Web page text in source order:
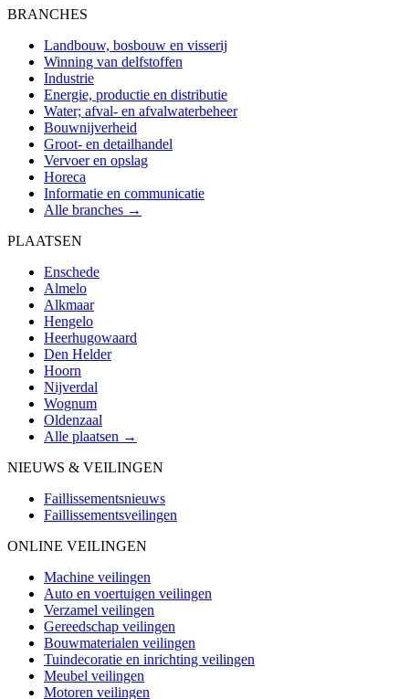
BRANCHES
Landbouw, bosbouw en visserij
Winning van delfstoffen
Industrie
Energie, productie en distributie
Water; afval- en afvalwaterbeheer
Bouwnijverheid
Groot- en detailhandel
Vervoer en opslag
Horeca
Informatie en communicatie
Alle branches →
PLAATSEN
Enschede
Almelo
Alkmaar
Hengelo
Heerhugowaard
Den Helder
Hoorn
Nijverdal
Wognum
Oldenzaal
Alle plaatsen →
NIEUWS & VEILINGEN
Faillissementsnieuws
Faillissementsveilingen
ONLINE VEILINGEN
Machine veilingen
Auto en voertuigen veilingen
Verzamel veilingen
Gereedschap veilingen
Bouwmaterialen veilingen
Tuindecoratie en inrichting veilingen
Meubel veilingen
Motoren veilingen